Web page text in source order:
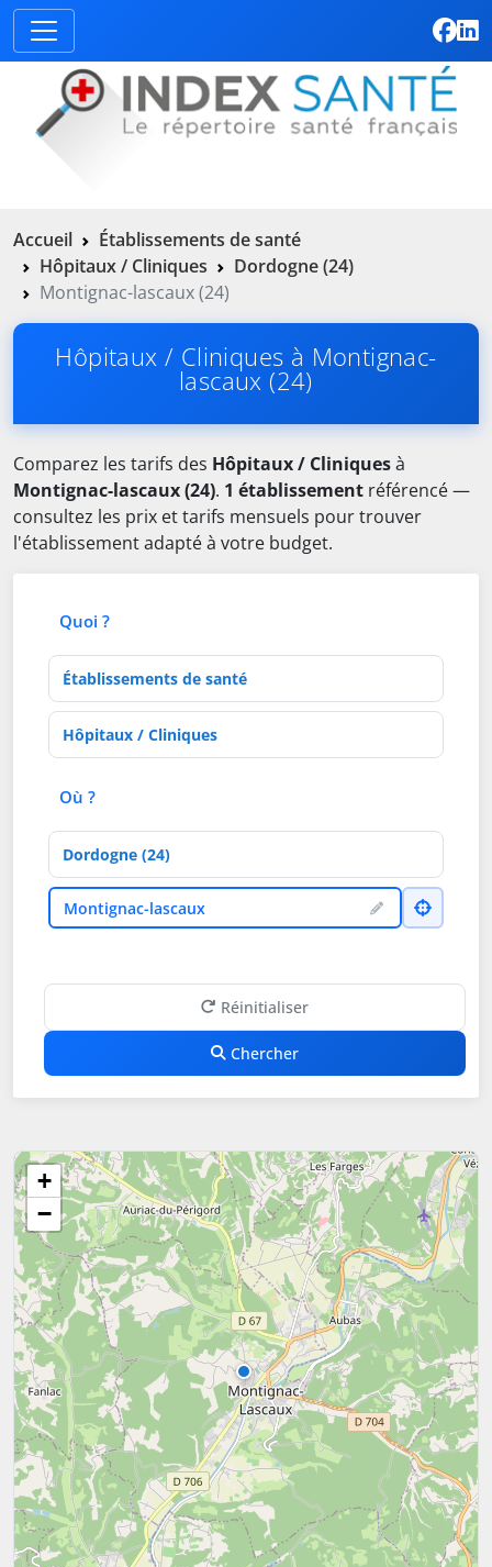
Accueil
Établissements de santé
Hôpitaux / Cliniques
Dordogne (24)
Montignac-lascaux (24)
Hôpitaux / Cliniques à Montignac-
lascaux (24)
Comparez les tarifs des Hôpitaux / Cliniquesà
Montignac-lascaux (24). 1 établissement référencé —
consultez les prix et tarifs mensuels pour trouver
l'établissement adapté à votre budget.
Quoi ?
Type d'établissement
Activités de soins
Où ?
Département
VilleMontignac-lascaux
Réinitialiser
Chercher
+
−